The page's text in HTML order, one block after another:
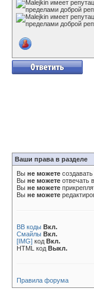
Ваши права в разделе
Вы не можете
Вы не можете отвечать
Вы не можете
Вы не можете
BB коды Вкл.
Смайлы Вкл.
[IMG] код Вкл.
HTML код Выкл.
Правила форума